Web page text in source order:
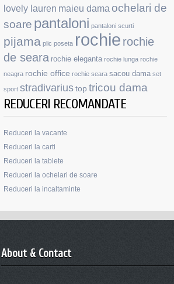
lovely lauren maieu dama ochelari de
soare pantaloni pantaloni scurti
pijama plic poseta rochie rochie
de seara rochie eleganta rochie lunga rochie
neagra rochie office rochie seara sacou dama set
sport stradivariustop tricou dama
REDUCERI RECOMANDATE
Reduceri la vacante
Reduceri la carti
Reduceri la tablete
Reduceri la ochelari de soare
Reduceri la incaltaminte
About & Contact